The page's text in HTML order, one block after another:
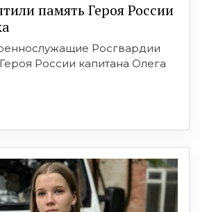
память Героя России
Росгвардии
России капитана Олега